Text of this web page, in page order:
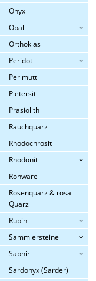
Onyx
Opal
Orthoklas
Peridot
Perlmutt
Pietersit
Prasiolith
Rauchquarz
Rhodochrosit
Rhodonit
Rohware
Rosenquarz & rosa
Quarz
Rubin
Sammlersteine
Saphir
Sardonyx (Sarder)